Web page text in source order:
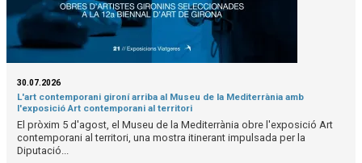
30.07.2026
L'art contemporani gironí arriba al Museu de la Mediterrània amb
l'exposició Art contemporani al territori
El pròxim 5 d'agost, el Museu de la Mediterrània obre l'exposició Art
contemporani al territori, una mostra itinerant impulsada per la
Diputació...